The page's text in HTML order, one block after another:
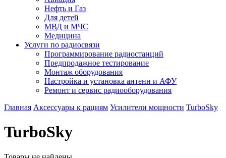
Нефть и Газ
Для детей
МВД и МЧС
Медицина
Услуги по радиосвязи
Программирование радиостанций
Предпродажное тестирование
Монтаж оборудования
Настройка и установка антенн и АФУ
Ремонт и сервис радиооборудования
Главная Аксессуары к рациям Усилители мощности TurboSky
TurboSky